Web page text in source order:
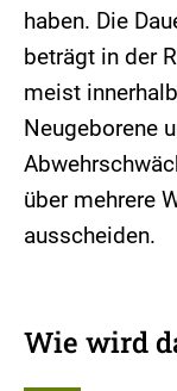
haben. Die
beträgt in der
meist
Neugeborene
über mehrere
ausscheiden.
Wie wird